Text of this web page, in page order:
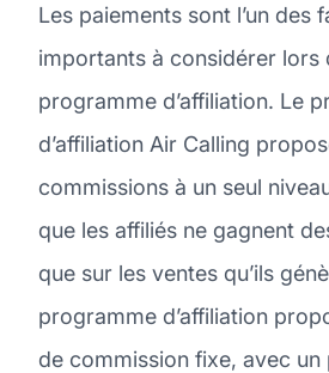
Les paiements sont l’un des
importants à considérer lors
programme d’affiliation. Le
d’affiliation Air Calling
commissions à un seul
que les affiliés ne gagnent
que sur les ventes qu’ils
programme d’affiliation
de commission fixe, avec un